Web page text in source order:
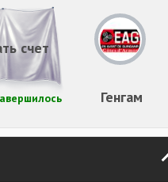
Генгам
счет